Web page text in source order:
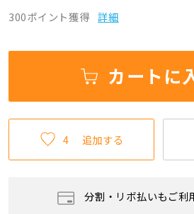
300ポイント獲得 詳細
カートに
4 追加する
分割・リボ払いもご利